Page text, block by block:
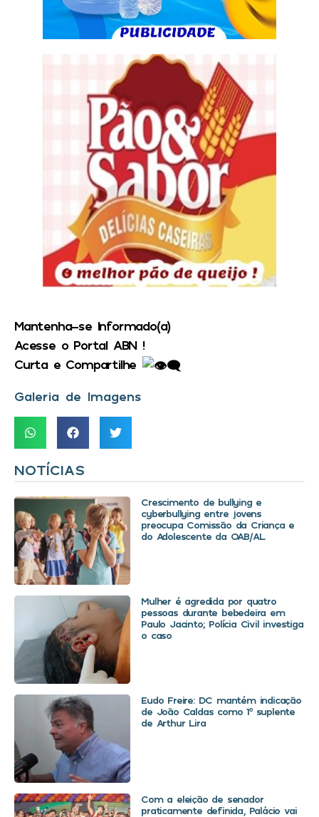
Mantenha-se Informado(a)
Acesse o Portal ABN !
Curta e Compartilhe
Galeria de Imagens
NOTÍCIAS
Crescimento de bullying e
cyberbullying entre jovens
preocupa Comissão da Criança e
do Adolescente da OAB/AL
Mulher é agredida por quatro
pessoas durante bebedeira em
Paulo Jacinto; Polícia Civil investiga
o caso
Eudo Freire: DC mantém indicação
de João Caldas como 1º suplente
de Arthur Lira
Com a eleição de senador
praticamente definida, Palácio vai